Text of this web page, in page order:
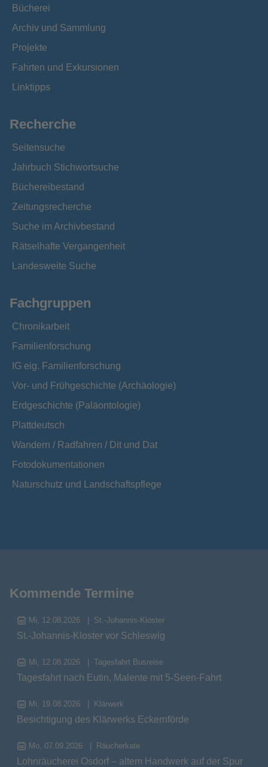
Bücherei
Archiv und Sammlung
Projekte
Fahrten und Exkursionen
Linktipps
Recherche
Seitensuche
Jahrbuch Stichwortsuche
Büchereibestand
Zeitungsrecherche
Suche im Archivbestand
Rätselhafte Vergangenheit
Landesweite Suche
Fachgruppen
Chronikarbeit
Familienforschung
IG eig. Familienforschung
Vor- und Frühgeschichte (Archäologie)
Erdgeschichte (Paläontologie)
Plattdeutsch
Wandern / Radfahren / Dit und Dat
Fotodokumentationen
Naturschutz und Landschaftspflege
Kommende Termine
Mi, 12.08.2026 St.-Johannis-Kloster
St.-Johannis-Kloster vor Schleswig
Mi, 12.08.2026 Tagesfahrt Busreise
Tagesfahrt nach Eutin, Malente mit 5-Seen-Fahrt
Mi, 19.08.2026 Klärwerk
Besichtigung des Klärwerks Eckernförde
Mo, 07.09.2026 Räucherkate
Lohnräucherei Osdorf – altem Handwerk auf der Spur